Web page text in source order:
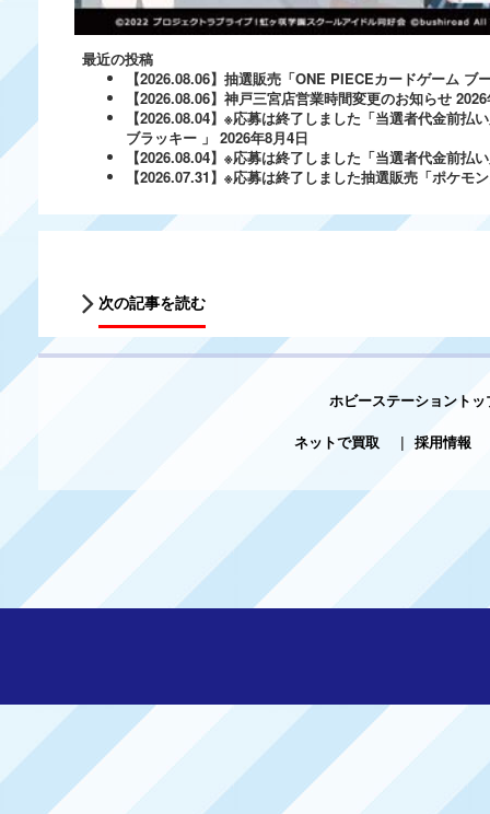
最近の投稿
【2026.08.06】抽選販売「ONE PIECEカードゲーム ブ
【2026.08.06】神戸三宮店営業時間変更のお知らせ
【2026.08.04】※応募は終了しました「当選者代金前
ブラッキー 」 2026年8月4日
【2026.08.04】※応募は終了しました「当選者代金前
【2026.07.31】※応募は終了しました抽選販売「ポケ
次の記事を読む
ホビーステーショントッ
ネットで買取
| 採用情報